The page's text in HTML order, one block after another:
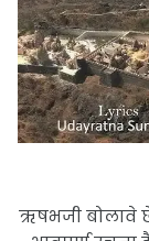
ऋषभजी बोलावे